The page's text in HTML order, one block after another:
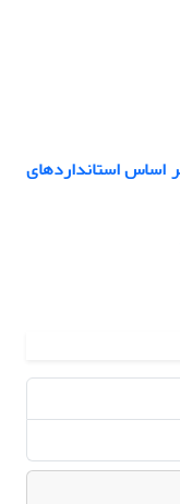
اساس استانداردهای